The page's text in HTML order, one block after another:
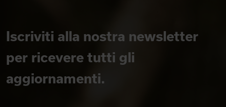
Iscriviti alla nostra newsletter
per ricevere tutti gli
aggiornamenti.